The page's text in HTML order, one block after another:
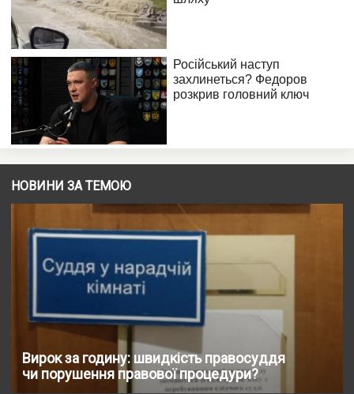
НОВИНИ ЗА ТЕМОЮ
Вирок за годину: швидкість правосуддя
чи порушення правової процедури?